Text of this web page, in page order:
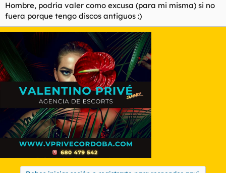
Hombre, podría valer como excusa (para mi misma) si no
fuera porque tengo discos antiguos :)